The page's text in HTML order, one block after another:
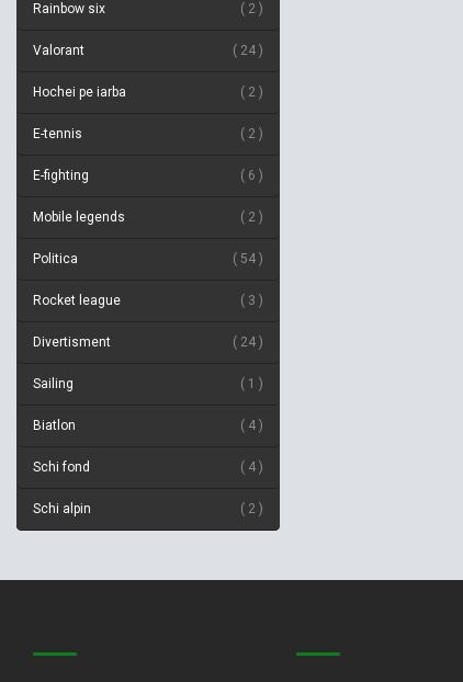
Rainbow six 2
Valorant 24
Hochei pe iarba 2
E-tennis 2
E-fighting 6
Mobile legends 2
Politica 54
Rocket league 3
Divertisment 24
Sailing 1
Biatlon 4
Schi fond 4
Schi alpin 2